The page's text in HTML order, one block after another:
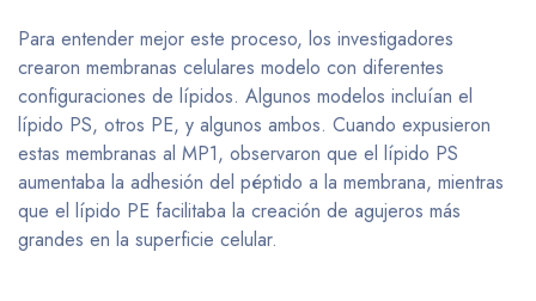
Para entender mejor este proceso, los investigadores
crearon membranas celulares modelo con diferentes
configuraciones de lípidos. Algunos modelos incluían el
lípido PS, otros PE, y algunos ambos. Cuando expusieron
estas membranas al MP1, observaron que el lípido PS
aumentaba la adhesión del péptido a la membrana, mientras
que el lípido PE facilitaba la creación de agujeros más
grandes en la superficie celular.